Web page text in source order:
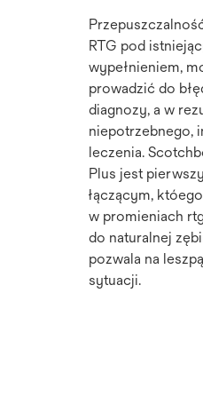
RTG pod
wypełnieniem,
prowadzić do
diagnozy, a w
niepotrzebnego,
leczenia.
Plus jest
łączącym,
w promieniach
do naturalnej
pozwala na
sytuacji.